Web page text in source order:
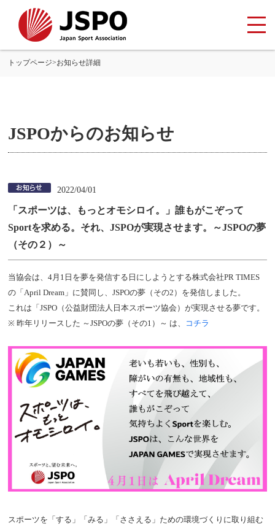
トップページ>お知らせ詳細
JSPOからのお知らせ
2022/04/01
「スポーツは、もっとオモシロイ。」誰もがこぞって
Sportを求める。それ、JSPOが実現させます。～JSPOの夢
（その２）～
当協会は、4月1日を夢を発信する日にしようとする株式会社PR TIMES
の「April Dream」に賛同し、JSPOの夢（その2）を発信しました。
これは「JSPO（公益財団法人日本スポーツ協会）が実現させる夢です。
※ 昨年リリースした ～JSPOの夢（その1）～ は、
コチラ
スポーツを「する」「みる」「ささえる」ための環境づくりに取り組む